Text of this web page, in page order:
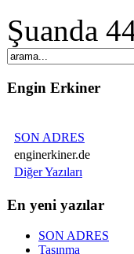
Şuanda
Engin Erkiner
SON ADRES
enginerkiner.de
Diğer Yazıları
En yeni yazılar
SON ADRES
Taşınma